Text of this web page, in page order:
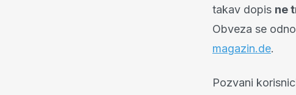
takav dopis ne
Obveza se
magazin.de.
Pozvani